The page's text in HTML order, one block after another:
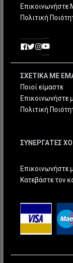
Επικοινωνήστε
Πολιτική
ΣΧΕΤΙΚΑ ΜΕ
Ποιοί είμαστε
Επικοινωνήστε
Πολιτική
ΣΥΝΕΡΓΑΤΕΣ
Επικοινωνήστε
Κατεβάστε τον